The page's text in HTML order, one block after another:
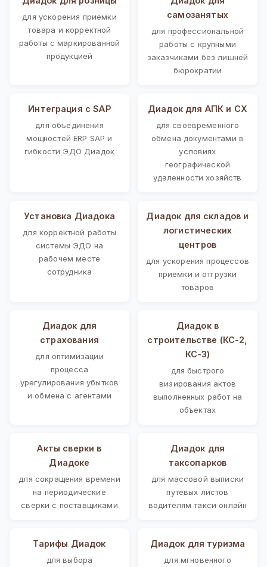
для ускорения приемки
товара и корректной
работы с маркированной
продукцией
самозанятых
для профессиональной
работы с крупными
заказчиками без лишней
бюрократии
Интеграция с SAP
для объединения
мощностей ERP SAP и
гибкости ЭДО Диадок
Диадок для АПК и СХ
для своевременного
обмена документами в
условиях
географической
удаленности хозяйств
Установка Диадока
для корректной работы
системы ЭДО на
рабочем месте
сотрудника
Диадок для складов и
логистических
центров
для ускорения процессов
приемки и отгрузки
товаров
Диадок для
страхования
для оптимизации
процесса
урегулирования убытков
и обмена с агентами
Диадок в
строительстве (КС-2,
КС-3)
для быстрого
визирования актов
выполненных работ на
объектах
Акты сверки в
Диадоке
для сокращения времени
на периодические
сверки с поставщиками
Диадок для
таксопарков
для массовой выписки
путевых листов
водителям такси онлайн
Тарифы Диадок
для выбора
Диадок для туризма
для мгновенного